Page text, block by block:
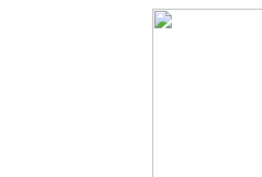
Перейти к основному содержанию